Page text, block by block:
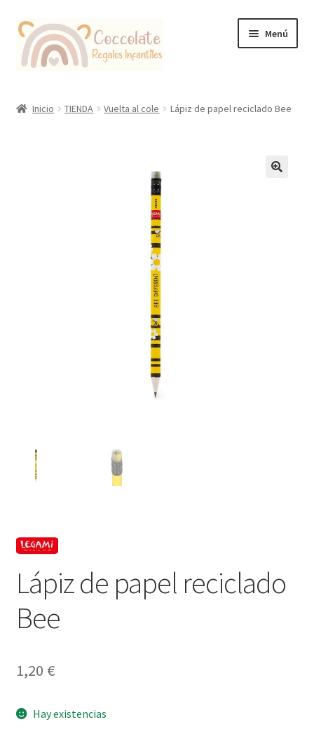
Ir
la
Ir
contenido
Menú
Inicio TIENDA Vuelta al cole Lápiz de papel reciclado Bee
Lápiz de papel reciclado
Bee
1,20 €
Hay existencias